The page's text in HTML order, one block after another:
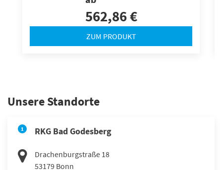
562,86 €
ZUM PRODUKT
Unsere Standorte
1 RKG Bad Godesberg
Drachenburgstraße 18
53179 Bonn